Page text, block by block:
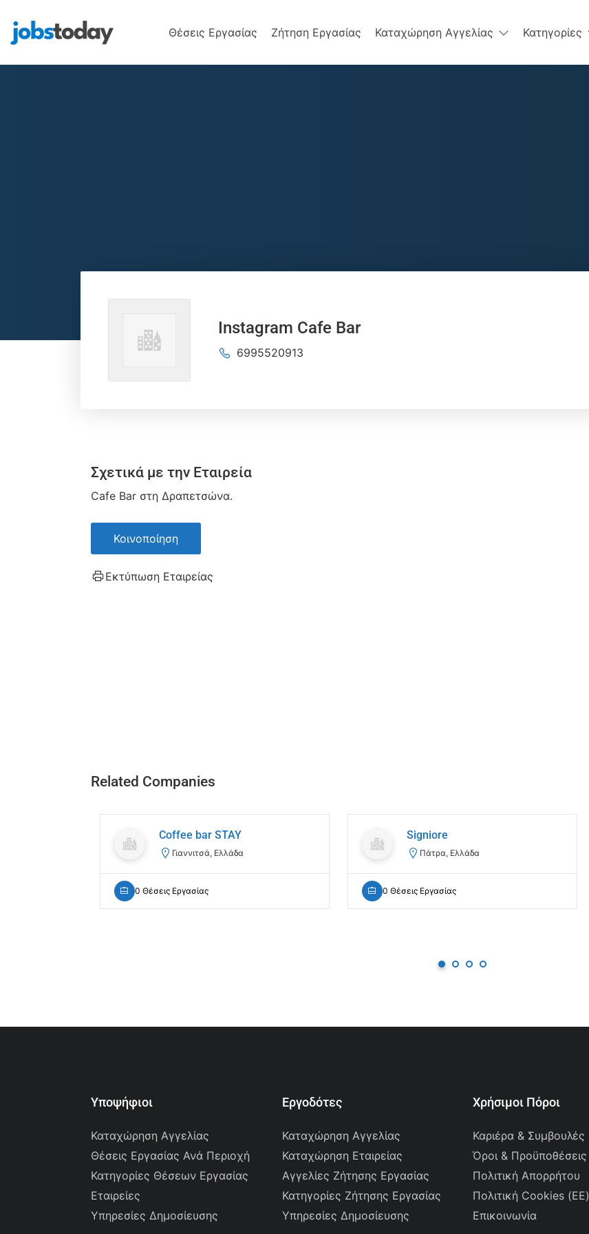
Θέσεις Εργασίας Ζήτηση Εργασίας Καταχώρηση Αγγελίας Κατηγορίες
Instagram Cafe Bar
6995520913
Σχετικά με την Εταιρεία
Cafe Bar στη Δραπετσώνα.
Κοινοποίηση
Εκτύπωση Εταιρείας
Related Companies
Coffee bar STAY
Γιαννιτσά, Ελλάδα
0 Θέσεις Εργασίας
Signiore
Πάτρα, Ελλάδα
0 Θέσεις Εργασίας
Υποψήφιοι
Καταχώρηση Αγγελίας
Θέσεις Εργασίας Ανά Περιοχή
Κατηγορίες Θέσεων Εργασίας
Εταιρείες
Υπηρεσίες Δημοσίευσης
Εργοδότες
Καταχώρηση Αγγελίας
Καταχώρηση Εταιρείας
Αγγελίες Ζήτησης Εργασίας
Κατηγορίες Ζήτησης Εργασίας
Υπηρεσίες Δημοσίευσης
Χρήσιμοι Πόροι
Καριέρα & Συμβουλές
Όροι & Προϋποθέσεις
Πολιτική Απορρήτου
Πολιτική Cookies (ΕΕ)
Επικοινωνία